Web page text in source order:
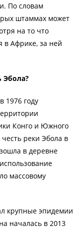
По словам
штаммах может
на то что
в Африке, за ней
Эбола?
1976 году
Конго и Южного
реки Эбола в
в деревне
массовому
крупные эпидемии
началась в 2013